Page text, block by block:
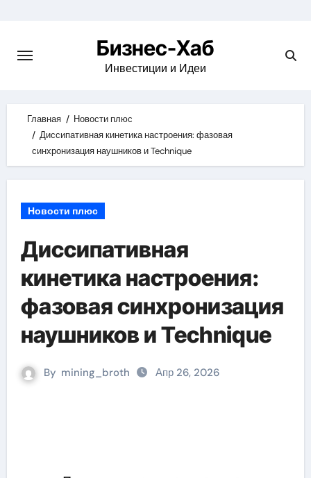
content
Бизнес-Хаб
Инвестиции и Идеи
Главная
Новости плюс
Диссипативная кинетика настроения: фазовая
синхронизация наушников и Technique
Новости плюс
Диссипативная
кинетика настроения:
фазовая синхронизация
наушников и Technique
By mining_broth Апр 26, 2026